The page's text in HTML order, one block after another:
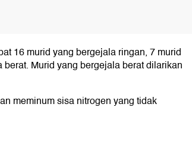
16 murid yang bergejala ringan, 7 murid
Murid yang bergejala berat dilarikan
meminum sisa nitrogen yang tidak